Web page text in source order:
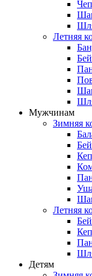
Летняя
Мужчинам
Зимняя
Летняя
Детям